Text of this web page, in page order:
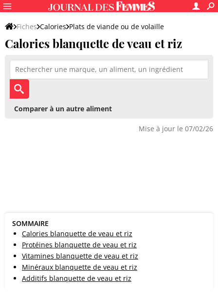
Fiches Calories Plats de viande ou de volaille
Calories blanquette de veau et riz
Comparer à un autre aliment
Mise à jour le 07/02/26
SOMMAIRE
Calories blanquette de veau et riz
Protéines blanquette de veau et riz
Vitamines blanquette de veau et riz
Minéraux blanquette de veau et riz
Additifs blanquette de veau et riz